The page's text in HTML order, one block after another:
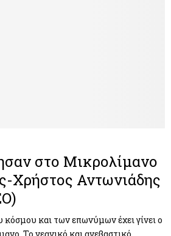
στο Μικρολίμανο
Χρήστος Αντωνιάδης
κόσμου και των επωνύμων έχει γίνει ο
Το νεανικό και ανεβαστικό